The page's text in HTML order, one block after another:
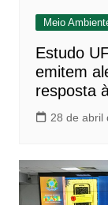
Meio
Estudo
emitem
resposta
28 de abril